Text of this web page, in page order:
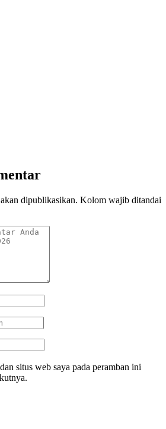
dipublikasikan. Kolom wajib ditandai
situs web saya pada peramban ini